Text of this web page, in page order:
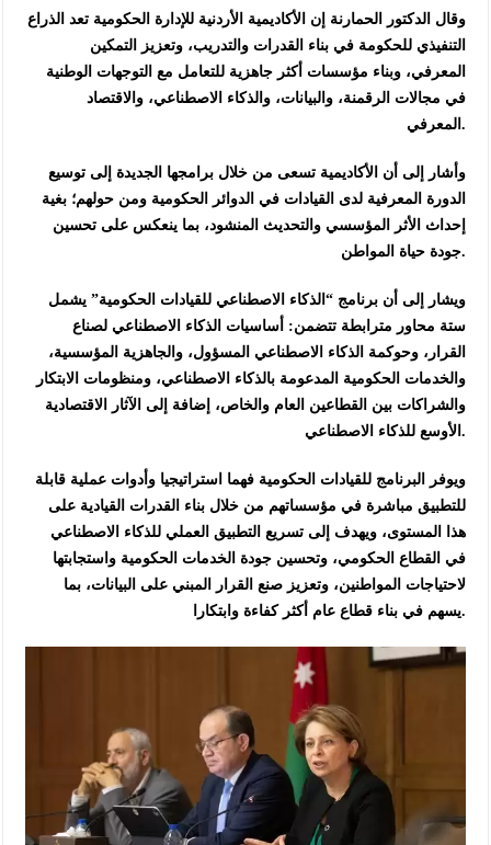
وقال الدكتور الحمارنة إن الأكاديمية الأردنية للإدارة الحكومية تعد الذراع
التنفيذي للحكومة في بناء القدرات والتدريب، وتعزيز التمكين
المعرفي، وبناء مؤسسات أكثر جاهزية للتعامل مع التوجهات الوطنية
في مجالات الرقمنة، والبيانات، والذكاء الاصطناعي، والاقتصاد
المعرفي.
وأشار إلى أن الأكاديمية تسعى من خلال برامجها الجديدة إلى توسيع
الدورة المعرفية لدى القيادات في الدوائر الحكومية ومن حولهم؛ بغية
إحداث الأثر المؤسسي والتحديث المنشود، بما ينعكس على تحسين
جودة حياة المواطن.
ويشار إلى أن برنامج “الذكاء الاصطناعي للقيادات الحكومية” يشمل
ستة محاور مترابطة تتضمن: أساسيات الذكاء الاصطناعي لصناع
القرار، وحوكمة الذكاء الاصطناعي المسؤول، والجاهزية المؤسسية،
والخدمات الحكومية المدعومة بالذكاء الاصطناعي، ومنظومات الابتكار
والشراكات بين القطاعين العام والخاص، إضافة إلى الآثار الاقتصادية
الأوسع للذكاء الاصطناعي.
ويوفر البرنامج للقيادات الحكومية فهما استراتيجيا وأدوات عملية قابلة
للتطبيق مباشرة في مؤسساتهم من خلال بناء القدرات القيادية على
هذا المستوى، ويهدف إلى تسريع التطبيق العملي للذكاء الاصطناعي
في القطاع الحكومي، وتحسين جودة الخدمات الحكومية واستجابتها
لاحتياجات المواطنين، وتعزيز صنع القرار المبني على البيانات، بما
يسهم في بناء قطاع عام أكثر كفاءة وابتكارا.